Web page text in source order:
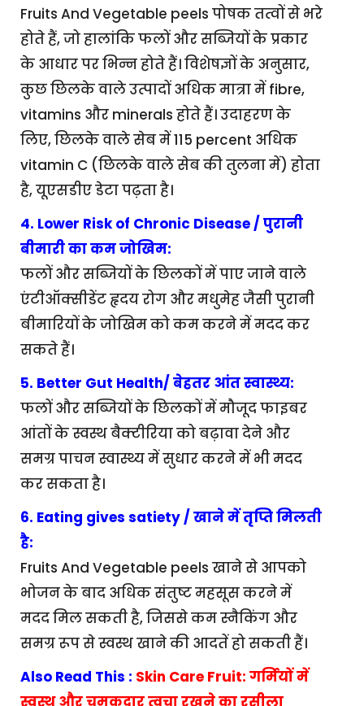
Fruits And Vegetable peels पोषक तत्वों से भरे
होते हैं, जो हालांकि फलों और सब्जियों के प्रकार
के आधार पर भिन्न होते हैं। विशेषज्ञों के अनुसार,
कुछ छिलके वाले उत्पादों अधिक मात्रा में fibre,
vitamins और minerals होते हैं। उदाहरण के
लिए, छिलके वाले सेब में 115 percent अधिक
vitamin C (छिलके वाले सेब की तुलना में) होता
है, यूएसडीए डेटा पढ़ता है।
4. Lower Risk of Chronic Disease / पुरानी
बीमारी का कम जोखिम:
फलों और सब्जियों के छिलकों में पाए जाने वाले
एंटीऑक्सीडेंट हृदय रोग और मधुमेह जैसी पुरानी
बीमारियों के जोखिम को कम करने में मदद कर
सकते हैं।
5. Better Gut Health/ बेहतर आंत स्वास्थ्य:
फलों और सब्जियों के छिलकों में मौजूद फाइबर
आंतों के स्वस्थ बैक्टीरिया को बढ़ावा देने और
समग्र पाचन स्वास्थ्य में सुधार करने में भी मदद
कर सकता है।
6. Eating gives satiety / खाने में तृप्ति मिलती
है:
Fruits And Vegetable peels खाने से आपको
भोजन के बाद अधिक संतुष्ट महसूस करने में
मदद मिल सकती है, जिससे कम स्नैकिंग और
समग्र रूप से स्वस्थ खाने की आदतें हो सकती हैं।
Also Read This : Skin Care Fruit: गर्मियों में
स्वस्थ और चमकदार त्वचा रखने का रसीला